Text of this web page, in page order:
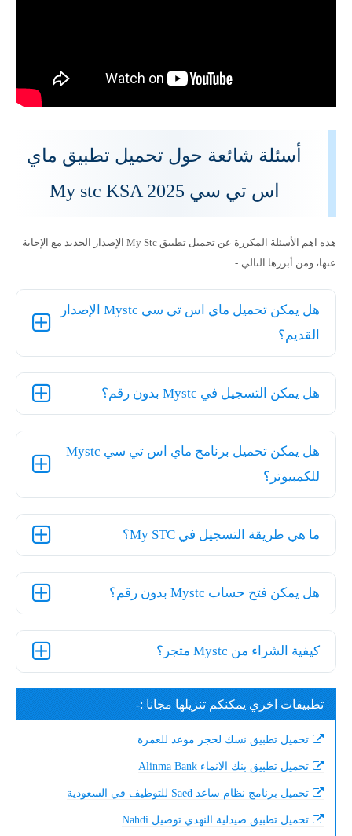
أسئلة شائعة حول تحميل تطبيق ماي
اس تي سي My stc KSA 2025
هذه اهم الأسئلة المكررة عن تحميل تطبيق My Stc الإصدار الجديد مع الإجابة
عنها، ومن أبرزها التالي:-
هل يمكن تحميل ماي اس تي سي Mystc الإصدار
القديم؟
هل يمكن التسجيل في Mystc بدون رقم؟
هل يمكن تحميل برنامج ماي اس تي سي Mystc
للكمبيوتر؟
ما هي طريقة التسجيل في My STC؟
هل يمكن فتح حساب Mystc بدون رقم؟
كيفية الشراء من Mystc متجر؟
تطبيقات اخري يمكنكم تنزيلها مجانا :-
تحميل تطبيق نسك لحجز موعد للعمرة
تحميل تطبيق بنك الانماء Alinma Bank
تحميل برنامج نظام ساعد Saed للتوظيف في السعودية
تحميل تطبيق صيدلية النهدي توصيل Nahdi